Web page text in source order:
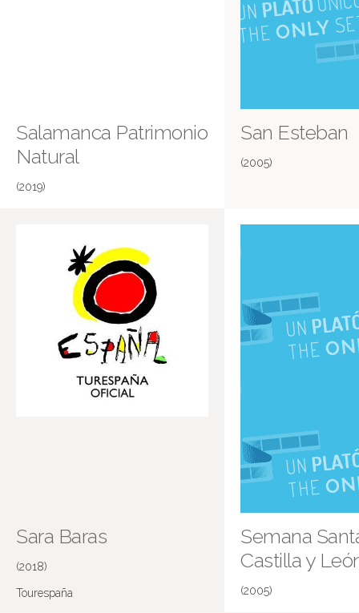
Salamanca Patrimonio
Natural
(2019)
San Esteban
(2005)
Sara Baras
(2018)
Tourespaña
Semana
Castilla y
(2005)